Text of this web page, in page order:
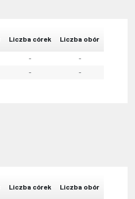
Liczba córek Liczba obór
- -
- -
Liczba córek Liczba obór